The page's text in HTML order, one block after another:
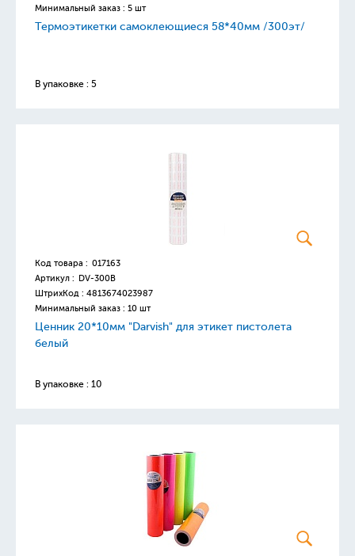
Минимальный заказ : 5 шт
Термоэтикетки самоклеющиеся 58*40мм /300эт/
В упаковке : 5
Код товара : 017163
Артикул : DV-300B
ШтрихКод : 4813674023987
Минимальный заказ : 10 шт
Ценник 20*10мм "Darvish" для этикет пистолета
белый
В упаковке : 10